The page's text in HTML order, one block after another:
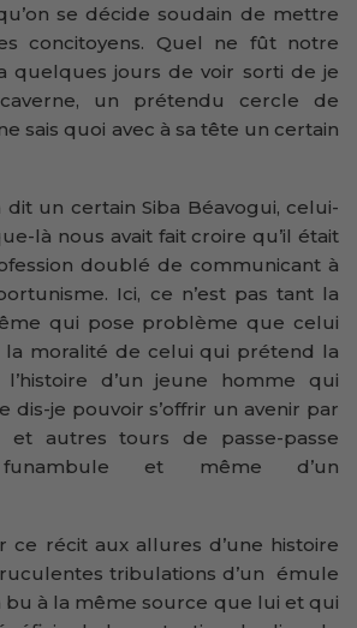
se décide soudain de mettre
concitoyens. Quel ne fût notre
quelques jours de voir sorti de je
un prétendu cercle de
sais quoi avec à sa tête un certain
dit un certain Siba Béavogui, celui-
là nous avait fait croire qu’il était
doublé de communicant à
Ici, ce n’est pas tant la
qui pose problème que celui
moralité de celui qui prétend la
l’histoire d’un jeune homme qui
dis-je pouvoir s’offrir un avenir par
et autres tours de passe-passe
et même d’un
ce récit aux allures d’une histoire
tribulations d’un émule
bu à la même source que lui et qui